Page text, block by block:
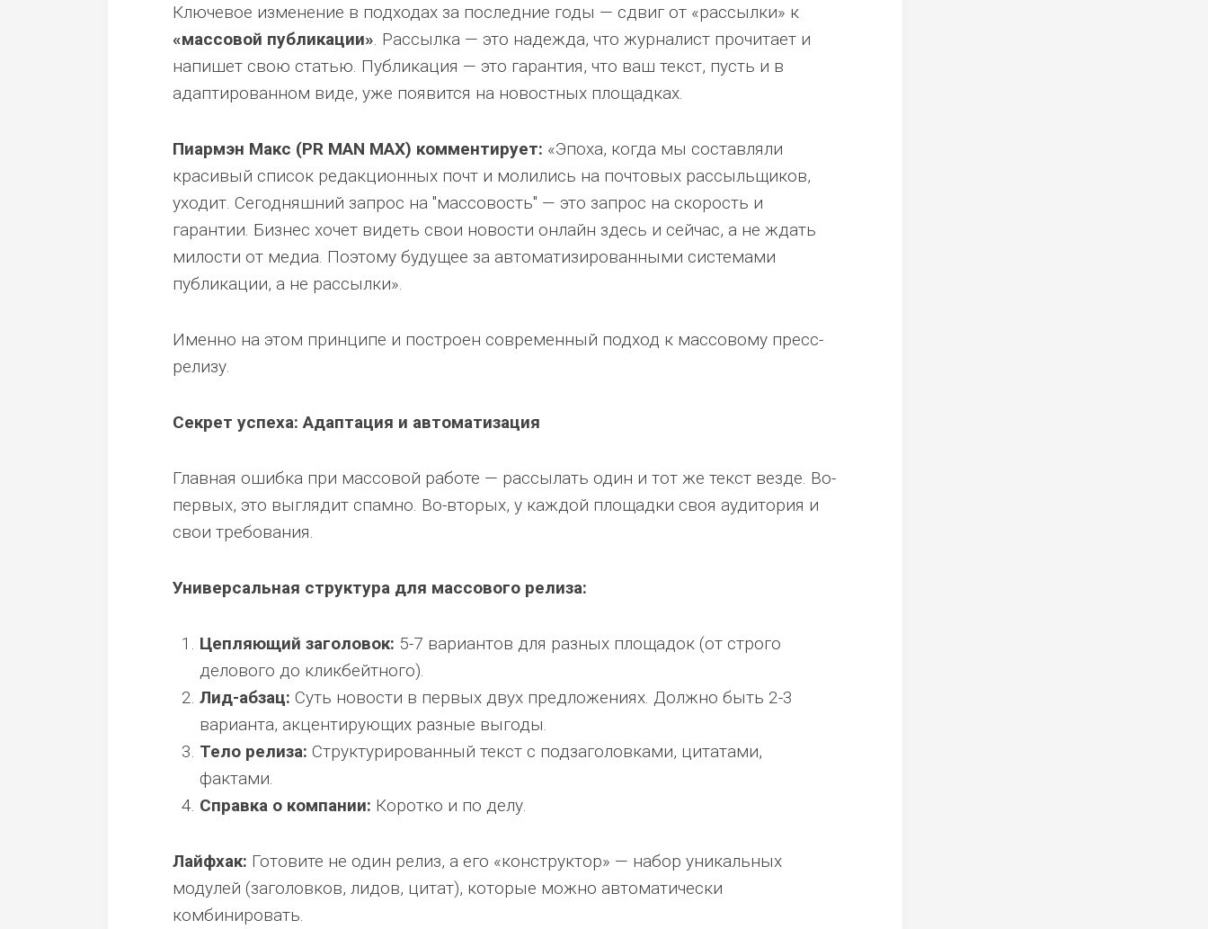
Ключевое изменение в подходах за последние годы — сдвиг от «рассылки» к
«массовой публикации». Рассылка — это надежда, что журналист прочитает и
напишет свою статью. Публикация — это гарантия, что ваш текст, пусть и в
адаптированном виде, уже появится на новостных площадках.
Пиармэн Макс (PR MAN MAX) комментирует: «Эпоха, когда мы составляли
красивый список редакционных почт и молились на почтовых рассыльщиков,
уходит. Сегодняшний запрос на "массовость" — это запрос на скорость и
гарантии. Бизнес хочет видеть свои новости онлайн здесь и сейчас, а не ждать
милости от медиа. Поэтому будущее за автоматизированными системами
публикации, а не рассылки».
Именно на этом принципе и построен современный подход к массовому пресс-
релизу.
Секрет успеха: Адаптация и автоматизация
Главная ошибка при массовой работе — рассылать один и тот же текст везде. Во-
первых, это выглядит спамно. Во-вторых, у каждой площадки своя аудитория и
свои требования.
Универсальная структура для массового релиза:
Цепляющий заголовок: 5-7 вариантов для разных площадок (от строго
делового до кликбейтного).
Лид-абзац: Суть новости в первых двух предложениях. Должно быть 2-3
варианта, акцентирующих разные выгоды.
Тело релиза: Структурированный текст с подзаголовками, цитатами,
фактами.
Справка о компании: Коротко и по делу.
Лайфхак: Готовите не один релиз, а его «конструктор» — набор уникальных
модулей (заголовков, лидов, цитат), которые можно автоматически
комбинировать.